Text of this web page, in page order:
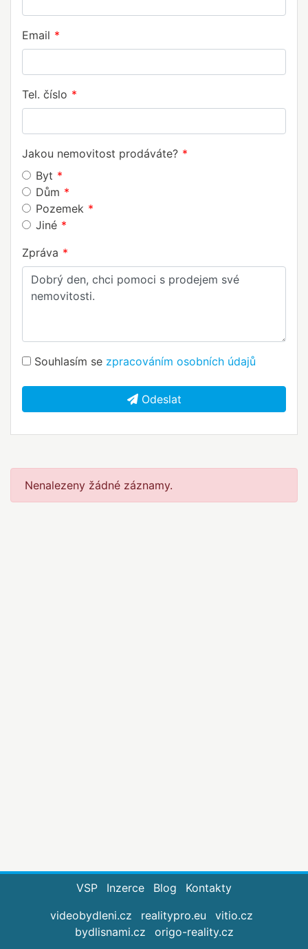
Email
Tel. číslo
Jakou nemovitost prodáváte?
Byt
Dům
Pozemek
Jiné
Zpráva
Souhlasím se zpracováním osobních údajů
Odeslat
Nenalezeny žádné záznamy.
VSP Inzerce Blog
Kontakty
videobydleni.cz
realitypro.eu
vitio.cz
bydlisnami.cz
origo-reality.cz